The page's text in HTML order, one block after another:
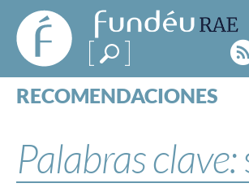
FundéuRAE
- Fundación
del Español
Urgente
RECOMENDACIONES
ESPECIALES
BLOG
Palabras clave: